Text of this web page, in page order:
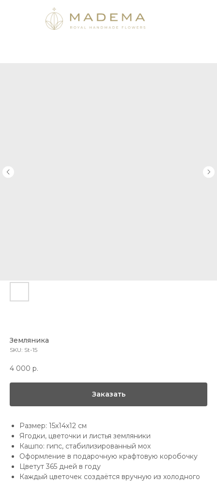
Земляника
SKU: St-15
4 000 р.
Заказать
Размер: 15х14х12 см
Ягодки, цветочки и листья земляники
Кашпо: гипс, стабилизированный мох
Оформление в подарочную крафтовую коробочку
Цветут 365 дней в году
Каждый цветочек создаётся вручную из холодного